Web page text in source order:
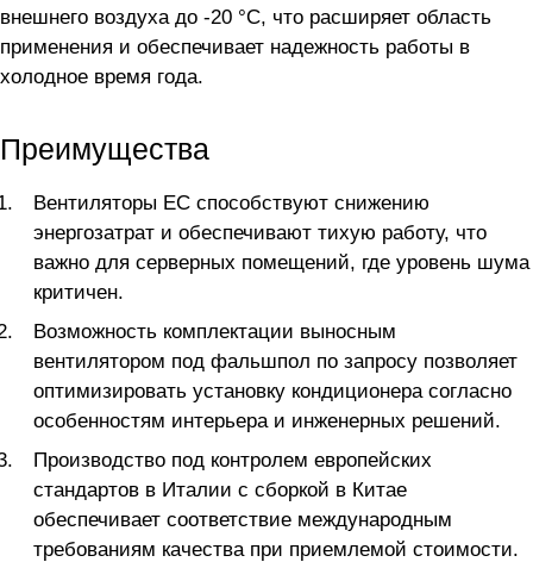
внешнего воздуха до -20 °C, что расширяет область
применения и обеспечивает надежность работы в
холодное время года.
Преимущества
Вентиляторы EC способствуют снижению
энергозатрат и обеспечивают тихую работу, что
важно для серверных помещений, где уровень шума
критичен.
Возможность комплектации выносным
вентилятором под фальшпол по запросу позволяет
оптимизировать установку кондиционера согласно
особенностям интерьера и инженерных решений.
Производство под контролем европейских
стандартов в Италии с сборкой в Китае
обеспечивает соответствие международным
требованиям качества при приемлемой стоимости.